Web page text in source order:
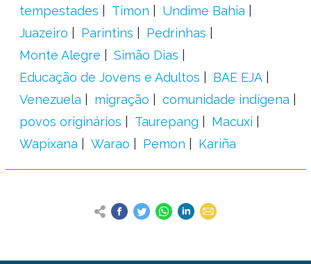
tempestades
Timon
Undime Bahia
Juazeiro
Parintins
Pedrinhas
Monte Alegre
Simão Dias
Educação de Jovens e Adultos
BAE EJA
Venezuela
migração
comunidade indígena
povos originários
Taurepang
Macuxi
Wapixana
Warao Pemon Kariña